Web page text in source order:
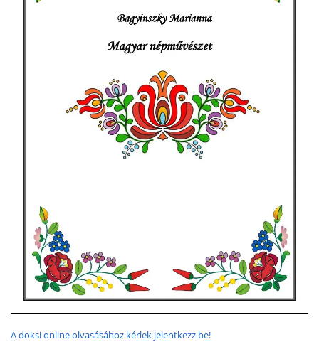
A doksi online olvasásához kérlek jelentkezz be!